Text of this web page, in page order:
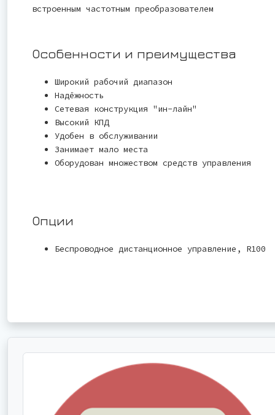
встроенным частотным преобразователем
Особенности и преимущества
Широкий рабочий диапазон
Надёжность
Сетевая конструкция "ин-лайн"
Высокий КПД
Удобен в обслуживании
Занимает мало места
Оборудован множеством средств управления
Опции
Беспроводное дистанционное управление, R100